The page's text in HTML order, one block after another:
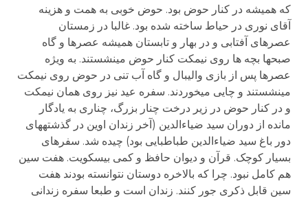
که همیشه در کنار حوض بود. حوض خوبی به همت و هزینه
آقای نوری در حیاط ساخته شده بود. غالبا در زمستان
عصرهای آفتابی و در بهار و تابستان همیشه عصرها و گاه
صبح­ها بچه ها روی نیمکت کنار حوض می­نشستند. به ویژه
عصرها پس از بازی والیبال و گاه آب تنی در حوض روی نیمکت
می­نشستند و چایی می­خوردند. سفره عید نیز روی همان نیمکت
و در کنار حوض در زیر درخت چنار بزرگ، چناری به یادگار
مانده از دوران سید ضیاءالدین (آخر زندان اوین در گذشته­های
دور باغ سید ضیاءالدین طباطبایی بود) چیده شد. سفره­ای
بسیار کوچک. قرآن و دیوان حافظ و کمی بیسکویت. هفت سین
هم کامل نبود. چرا که بالاخره دوستان نتوانسته بودند هفت
سین قابل ذکری جور کنند. زندان است و طبعا سفره زندانی